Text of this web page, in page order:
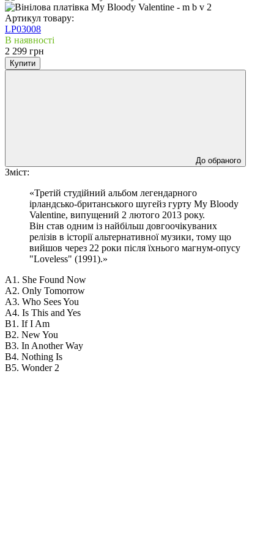
Артикул товару:
LP03008
В наявності
2 299 грн
Купити
До обраного
Зміст:
«Третій студійний альбом легендарного
ірландсько-британського шугейз гурту My Bloody
Valentine, випущений 2 лютого 2013 року.
Він став одним із найбільш довгоочікуваних
релізів в історії альтернативної музики, тому що
вийшов через 22 роки після їхнього магнум-опусу
"Loveless" (1991).»
A1. She Found Now
A2. Only Tomorrow
A3. Who Sees You
A4. Is This and Yes
B1. If I Am
B2. New You
B3. In Another Way
B4. Nothing Is
B5. Wonder 2